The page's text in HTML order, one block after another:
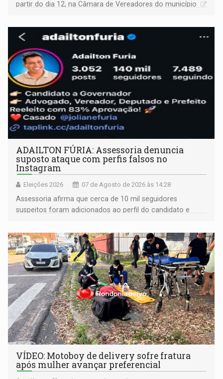
partir do dia 12, na Câmara de Vereadores do município
ADAILTON FÚRIA: Assessoria denuncia
suposto ataque com perfis falsos no
Instagram
Eleições 2026 07 de Agosto de 2026 às 14:28
Assessoria afirma que cerca de 10 mil seguidores
suspeitos foram adicionados ao perfil do candidato e
remover as contas
VÍDEO: Motoboy de delivery sofre fratura
após mulher avançar preferencial